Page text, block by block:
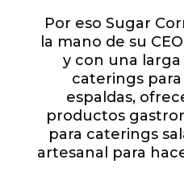
Por eso Sugar
la mano de su
y con una
caterings
espaldas,
productos
para caterings
artesanal para